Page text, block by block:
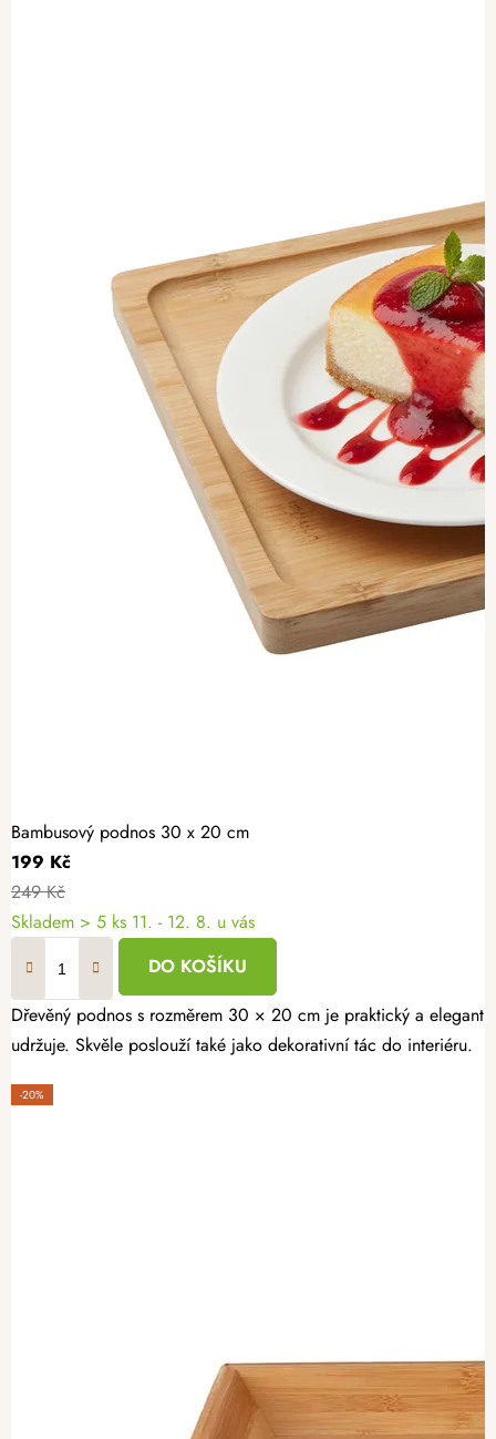
Bambusový podnos 30 x 20 cm
199 Kč
249 Kč
Skladem > 5 ks 11. - 12. 8. u vás
DO KOŠÍKU
Dřevěný podnos s rozměrem 30 × 20 cm je praktický a
udržuje. Skvěle poslouží také jako dekorativní tác do interiéru.
-20%